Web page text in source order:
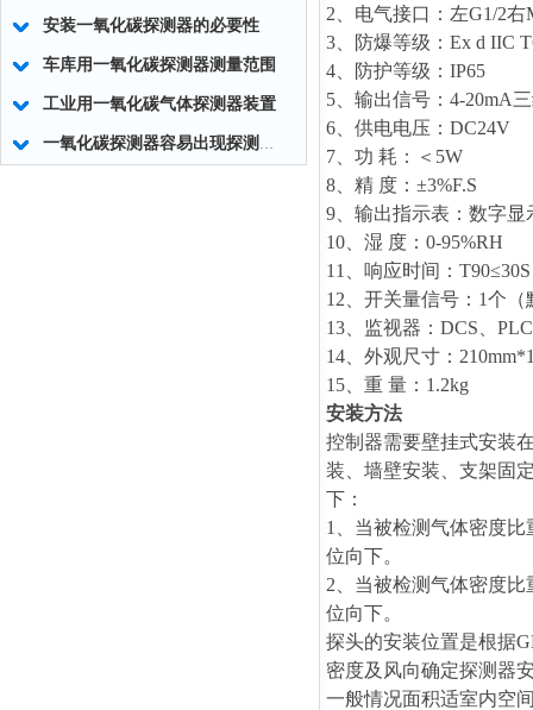
安装一氧化碳探测器的必要性
车库用一氧化碳探测器测量范围
工业用一氧化碳气体探测器装置
一氧化碳探测器容易出现探测器零点漂移的现象
2、电气接口：左G1/2右
3、防爆等级：Ex d IIC
4、防护等级：IP65
5、输出信号：4-20mA
6、供电电压：DC24V
7、功 耗：＜5W
8、精 度：±3%F.S
9、输出指示表：数字显
10、湿 度：0-95%RH
11、响应时间：T90≤30S
12、开关量信号：1个
13、监视器：DCS、PLC
14、外观尺寸：
15、重 量：1.2kg
安装方法
控制器需要壁挂式安装
装、墙壁安装、支架固
下：
1、当被检测气体密度
位向下。
2、当被检测气体密度
位向下。
探头的安装位置是根据
密度及风向确定探测器
一般情况面积适室内空